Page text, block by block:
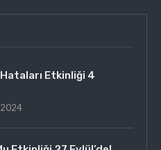
Etkinliği 4